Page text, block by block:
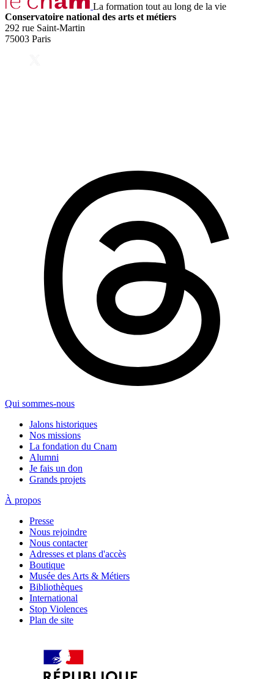
La formation tout au long de la vie
Conservatoire national des arts et métiers
292 rue Saint-Martin
75003 Paris
Qui sommes-nous
Jalons historiques
Nos missions
La fondation du Cnam
Alumni
Je fais un don
Grands projets
À propos
Presse
Nous rejoindre
Nous contacter
Adresses et plans d'accès
Boutique
Musée des Arts & Métiers
Bibliothèques
International
Stop Violences
Plan de site